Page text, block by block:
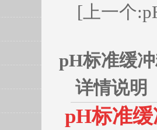
[上一个
pH标准缓
详情说明
​pH标准